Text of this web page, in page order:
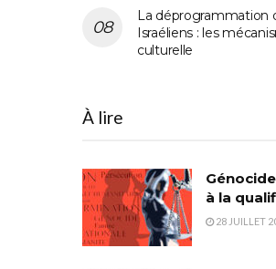
La déprogrammation
Israéliens : les
culturelle
À lire
à la
28 JUILLET